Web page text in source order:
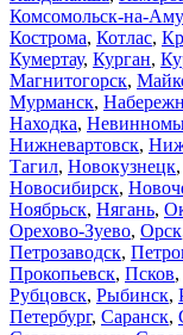
Комсомольск-на-
Кострома, Котлас,
Кумертау, Курган,
Магнитогорск,
Мурманск,
Находка,
Нижневартовск,
Тагил, Новокузнецк,
Новосибирск,
Ноябрьск, Нягань,
Орехово-Зуево, Орск
Петрозаводск,
Прокопьевск, Псков,
Рубцовск, Рыбинск,
Петербург, Саранск,